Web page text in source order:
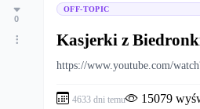
0
OFF-TOPIC
Kasjerki z
https://www.youtube.com/
4633 dni temu 15079